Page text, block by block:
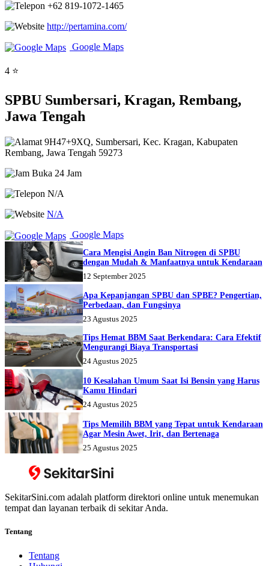
+62 819-1072-1465
http://pertamina.com/
Google Maps
4 ⭐
SPBU Sumbersari, Kragan, Rembang,
Jawa Tengah
9H47+9XQ, Sumbersari, Kec. Kragan, Kabupaten
Rembang, Jawa Tengah 59273
Buka 24 Jam
N/A
N/A
Google Maps
Cara Mengisi Angin Ban Nitrogen di SPBU
dengan Mudah & Manfaatnya untuk Kendaraan
12 September 2025
Apa Kepanjangan SPBU dan SPBE? Pengertian,
Perbedaan, dan Fungsinya
23 Agustus 2025
Tips Hemat BBM Saat Berkendara: Cara Efektif
Mengurangi Biaya Transportasi
24 Agustus 2025
10 Kesalahan Umum Saat Isi Bensin yang Harus
Kamu Hindari
24 Agustus 2025
Tips Memilih BBM yang Tepat untuk Kendaraan
Agar Mesin Awet, Irit, dan Bertenaga
25 Agustus 2025
SekitarSini.com adalah platform direktori online untuk menemukan
tempat dan layanan terbaik di sekitar Anda.
Tentang
Tentang